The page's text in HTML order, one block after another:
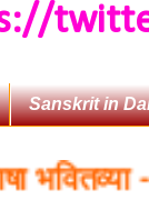
Sanskrit in
- डॉ.